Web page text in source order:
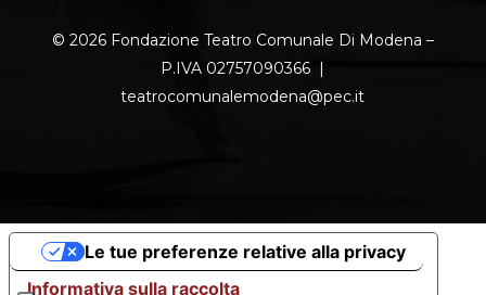
© 2026 Fondazione Teatro Comunale Di Modena –
P.IVA 02757090366 |
teatrocomunalemodena@pec.it
Informativa sulla raccolta
Le tue preferenze relative alla privacy